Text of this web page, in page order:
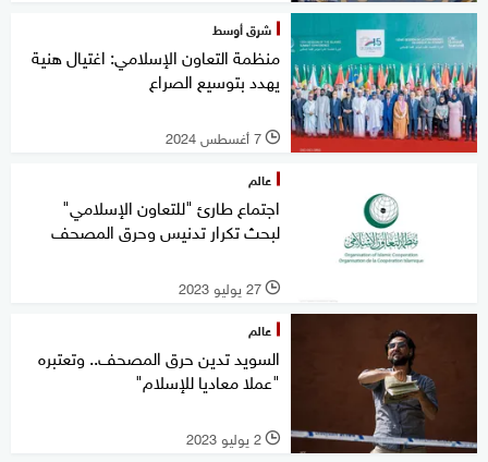
شرق أوسط
منظمة التعاون الإسلامي: اغتيال هنية
يهدد بتوسيع الصراع
l 7 أغسطس 2024
عالم
اجتماع طارئ "للتعاون الإسلامي"
لبحث تكرار تدنيس وحرق المصحف
l 27 يوليو 2023
عالم
السويد تدين حرق المصحف.. وتعتبره
"عملا معاديا للإسلام"
l 2 يوليو 2023